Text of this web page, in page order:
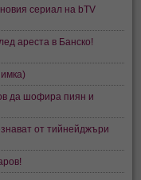
сериал на bTV
ареста в Банско!
да шофира пиян и
от тийнейджъри